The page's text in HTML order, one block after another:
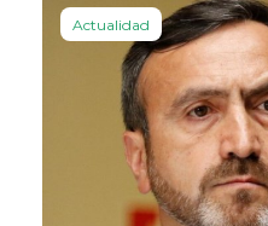
Actualidad